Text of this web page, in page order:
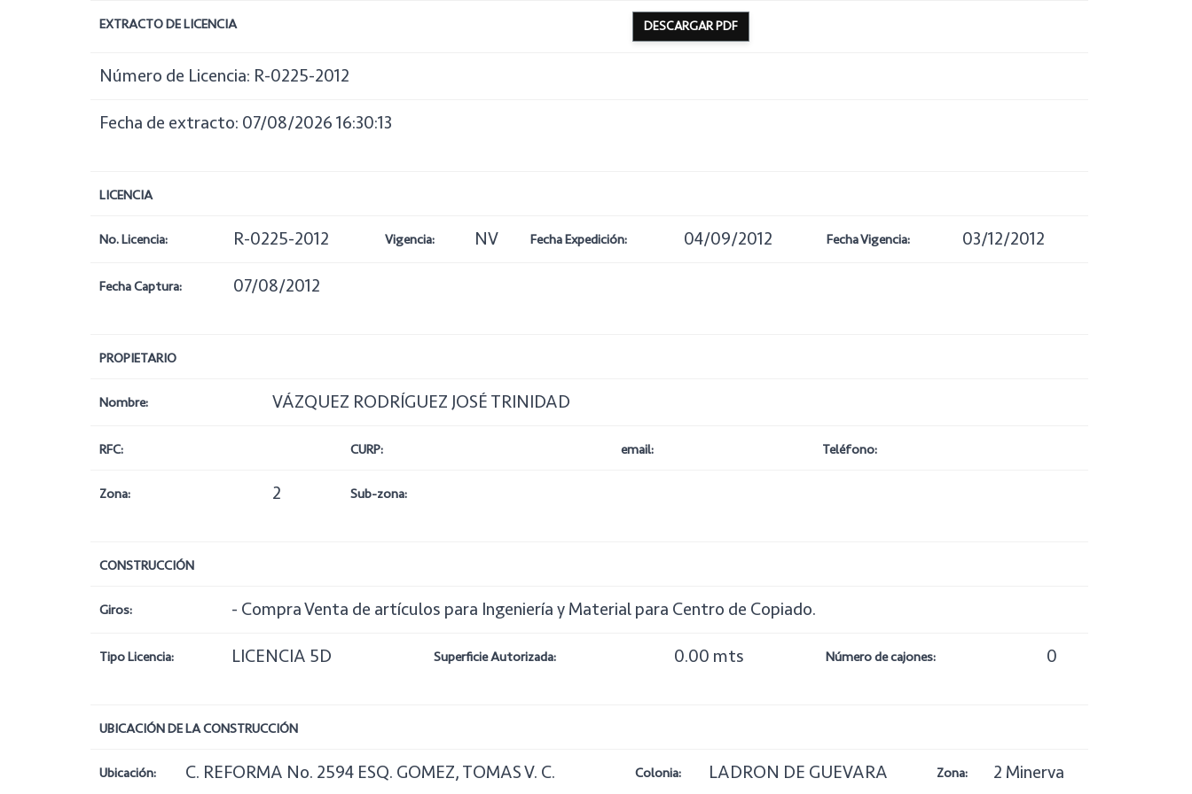
EXTRACTO DE LICENCIA DESCARGAR PDF
Número de Licencia: R-0225-2012
Fecha de extracto: 07/08/2026 16:30:13
LICENCIA
No. Licencia: R-0225-2012 Vigencia: NV Fecha Expedición: 04/09/2012 Fecha Vigencia: 03/12/2012
Fecha Captura: 07/08/2012
PROPIETARIO
Nombre: VÁZQUEZ RODRÍGUEZ JOSÉ TRINIDAD
RFC: CURP: email: Teléfono:
Zona: 2 Sub-zona:
CONSTRUCCIÓN
Giros: - Compra Venta de artículos para Ingeniería y Material para Centro de Copiado.
Tipo Licencia: LICENCIA 5D Superficie Autorizada: 0.00 mts Número de cajones: 0
UBICACIÓN DE LA CONSTRUCCIÓN
Ubicación: C. REFORMA No. 2594 ESQ. GOMEZ, TOMAS V. C. Colonia: LADRON DE GUEVARA Zona: 2 Minerva